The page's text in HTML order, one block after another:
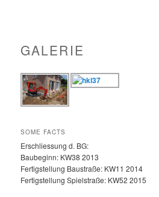
GALERIE
SOME FACTS
Erschliessung d. BG:
Baubeginn: KW38 2013
Fertigstellung Baustraße: KW11 2014
Fertigstellung Spielstraße: KW52 2015